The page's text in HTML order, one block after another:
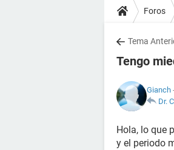
Foros
Tema
Tengo
Gianch
Dr.
Hola, lo que
y el periodo